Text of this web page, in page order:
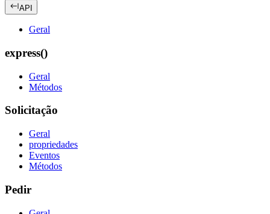
API
Geral
express()
Geral
Métodos
Solicitação
Geral
propriedades
Eventos
Métodos
Pedir